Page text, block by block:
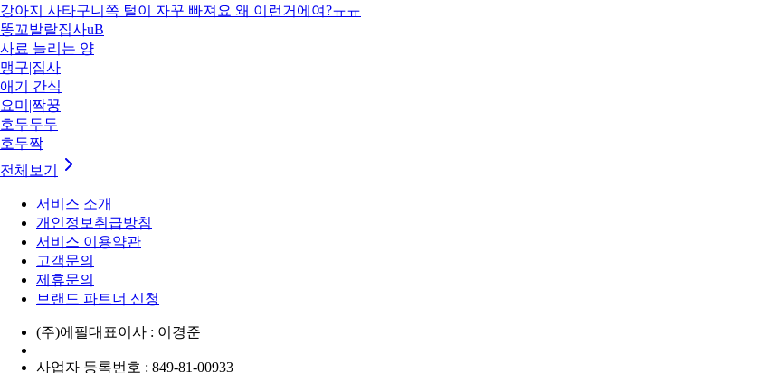
강아지 사타구니쪽 털이 자꾸 빠져요 왜 이런거에여?ㅠㅠ
똥꼬발랄집사uB
사료 늘리는 양
맹구|집사
애기 간식
요미|짝꿍
호두두두
호두짝
전체보기
서비스 소개
개인정보취급방침
서비스 이용약관
고객문의
제휴문의
브랜드 파트너 신청
(주)에필대표이사 : 이경준
사업자 등록번호 : 849-81-00933